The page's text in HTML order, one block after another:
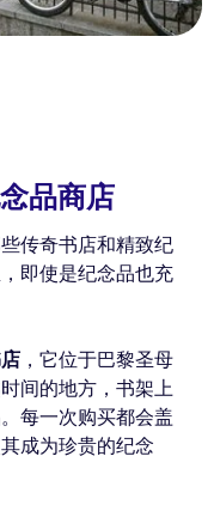
品商店
传奇书店和精致纪
即使是纪念品也充
，它位于巴黎圣母
间的地方，书架上
每一次购买都会盖
成为珍贵的纪念